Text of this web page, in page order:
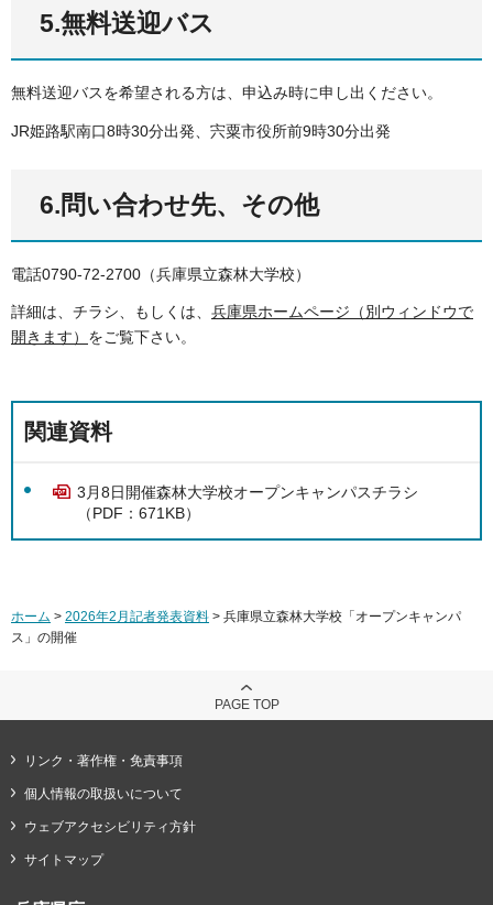
5.無料送迎バス
無料送迎バスを希望される方は、申込み時に申し出ください。
JR姫路駅南口8時30分出発、宍粟市役所前9時30分出発
6.問い合わせ先、その他
電話0790-72-2700（兵庫県立森林大学校）
詳細は、チラシ、もしくは、 兵庫県ホームページ（別ウィンドウで
開きます） をご覧下さい。
関連資料
3月8日開催森林大学校オープンキャンパスチラシ
（PDF：671KB）
ホーム > 2026年2月記者発表資料 > 兵庫県立森林大学校「オープンキャンパ
ス」の開催
PAGE TOP
リンク・著作権・免責事項
個人情報の取扱いについて
ウェブアクセシビリティ方針
サイトマップ